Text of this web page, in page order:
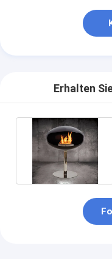
Erhalten